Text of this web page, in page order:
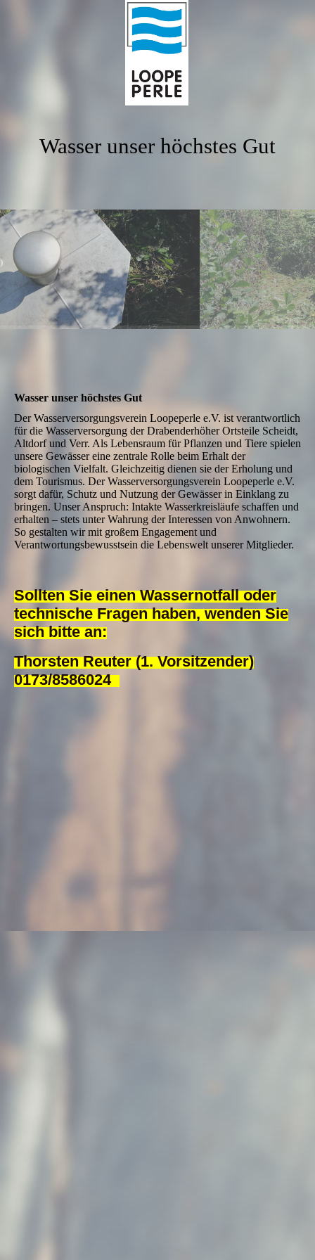
Wasser unser höchstes Gut
Wasser unser höchstes Gut
Der Wasserversorgungsverein Loopeperle e.V. ist verantwortlich
für die Wasserversorgung der Drabenderhöher Ortsteile Scheidt,
Altdorf und Verr. Als Lebensraum für Pflanzen und Tiere spielen
unsere Gewässer eine zentrale Rolle beim Erhalt der
biologischen Vielfalt. Gleichzeitig dienen sie der Erholung und
dem Tourismus. Der Wasserversorgungsverein Loopeperle e.V.
sorgt dafür, Schutz und Nutzung der Gewässer in Einklang zu
bringen. Unser Anspruch: Intakte Wasserkreisläufe schaffen und
erhalten – stets unter Wahrung der Interessen von Anwohnern.
So gestalten wir mit großem Engagement und
Verantwortungsbewusstsein die Lebenswelt unserer Mitglieder.
Sollten Sie einen Wassernotfall oder
technische Fragen haben, wenden Sie
sich bitte an:
Thorsten Reuter (1. Vorsitzender)
0173/8586024